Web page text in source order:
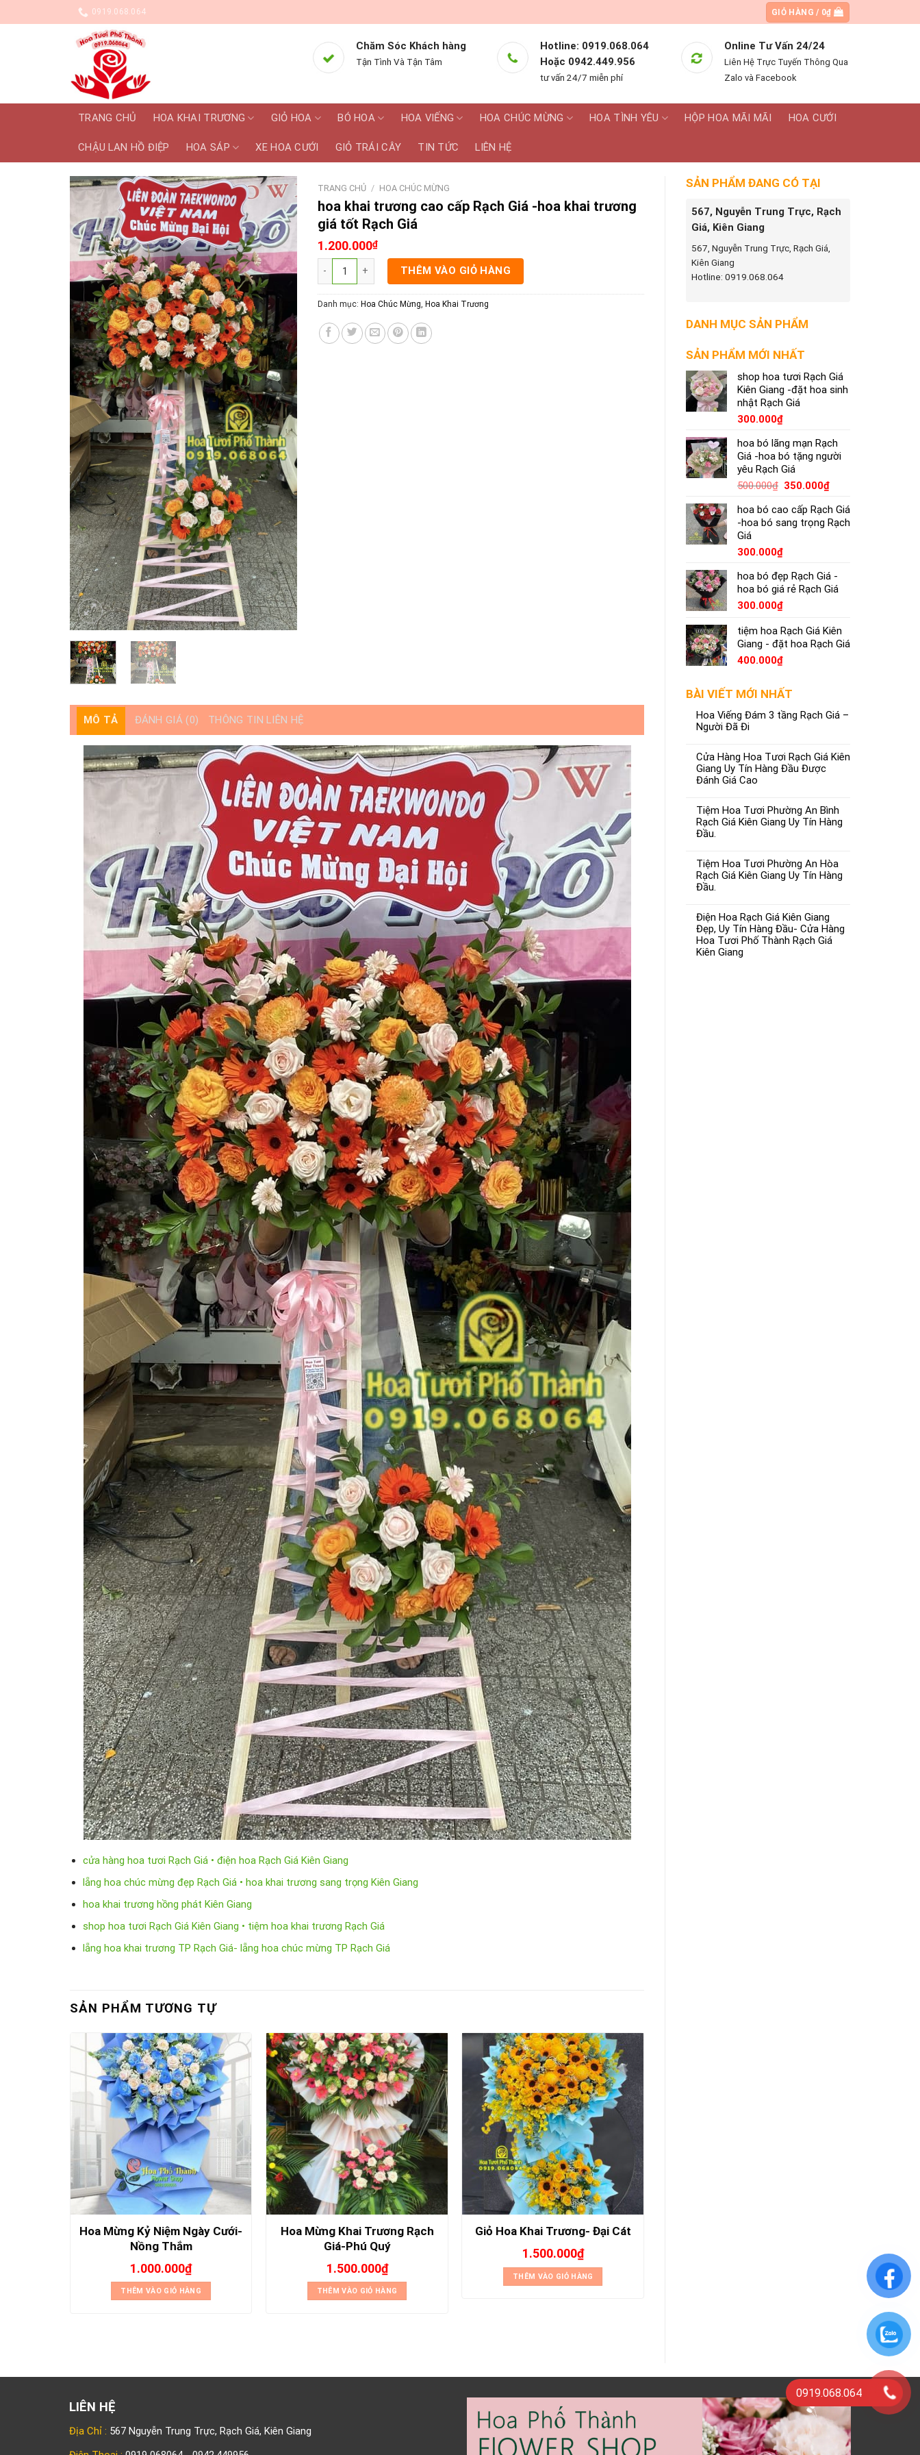
to
0919.068.064 GIỎ HÀNG / 0₫
Chăm Sóc Khách hàng
Tận Tình Và Tận Tâm
Hotline: 0919.068.064
Hoặc 0942.449.956
tư vấn 24/7 miễn phí
Online Tư Vấn 24/24
Liên Hệ Trực Tuyến Thông Qua
Zalo và Facebook
TRANG CHỦ HOA KHAI TRƯƠNG GIỎ HOA BÓ HOA HOA VIẾNG HOA CHÚC MỪNG HOA TÌNH YÊU HỘP HOA MÃI MÃI HOA CƯỚI
CHẬU LAN HỒ ĐIỆP HOA SÁP XE HOA CƯỚI GIỎ TRÁI CÂY TIN TỨC LIÊN HỆ
SẢN PHẨM ĐANG CÓ TẠI
567, Nguyễn Trung Trực, Rạch
Giá, Kiên Giang
567, Nguyễn Trung Trực, Rạch Giá,
Kiên Giang
Hotline: 0919.068.064
DANH MỤC SẢN PHẨM
SẢN PHẨM MỚI NHẤT
shop hoa tươi Rạch Giá
Kiên Giang -đặt hoa sinh
nhật Rạch Giá
300.000₫
hoa bó lãng mạn Rạch
Giá -hoa bó tặng người
yêu Rạch Giá
500.000₫ 350.000₫
hoa bó cao cấp Rạch Giá
-hoa bó sang trọng Rạch
Giá
300.000₫
hoa bó đẹp Rạch Giá -
hoa bó giá rẻ Rạch Giá
300.000₫
tiệm hoa Rạch Giá Kiên
Giang - đặt hoa Rạch Giá
400.000₫
BÀI VIẾT MỚI NHẤT
Hoa Viếng Đám 3 tầng Rạch Giá –
Người Đã Đi
Cửa Hàng Hoa Tươi Rạch Giá Kiên
Giang Uy Tín Hàng Đầu Được
Đánh Giá Cao
Tiệm Hoa Tươi Phường An Bình
Rạch Giá Kiên Giang Uy Tín Hàng
Đầu.
Tiệm Hoa Tươi Phường An Hòa
Rạch Giá Kiên Giang Uy Tín Hàng
Đầu.
Điện Hoa Rạch Giá Kiên Giang
Đẹp, Uy Tín Hàng Đầu- Cửa Hàng
Hoa Tươi Phố Thành Rạch Giá
Kiên Giang
TRANG CHỦ / HOA CHÚC MỪNG
hoa khai trương cao cấp Rạch Giá -hoa khai trương
giá tốt Rạch Giá
1.200.000₫
hoa khai trương cao cấp Rạch Giá -hoa khai trương giá tốt Rạch Giá số lượng
THÊM VÀO GIỎ HÀNG
Danh mục: Hoa Chúc Mừng, Hoa Khai Trương
MÔ TẢ ĐÁNH GIÁ (0) THÔNG TIN LIÊN HỆ
cửa hàng hoa tươi Rạch Giá • điện hoa Rạch Giá Kiên Giang
lẵng hoa chúc mừng đẹp Rạch Giá • hoa khai trương sang trọng Kiên Giang
hoa khai trương hồng phát Kiên Giang
shop hoa tươi Rạch Giá Kiên Giang • tiệm hoa khai trương Rạch Giá
lẵng hoa khai trương TP Rạch Giá- lẵng hoa chúc mừng TP Rạch Giá
SẢN PHẨM TƯƠNG TỰ
Hoa Mừng Kỷ Niệm Ngày Cưới-
Nồng Thắm
1.000.000₫
THÊM VÀO GIỎ HÀNG
Hoa Mừng Khai Trương Rạch
Giá-Phú Quý
1.500.000₫
THÊM VÀO GIỎ HÀNG
Giỏ Hoa Khai Trương- Đại Cát
1.500.000₫
THÊM VÀO GIỎ HÀNG
LIÊN HỆ
Địa Chỉ : 567 Nguyễn Trung Trực, Rạch Giá, Kiên Giang
0919.068.064